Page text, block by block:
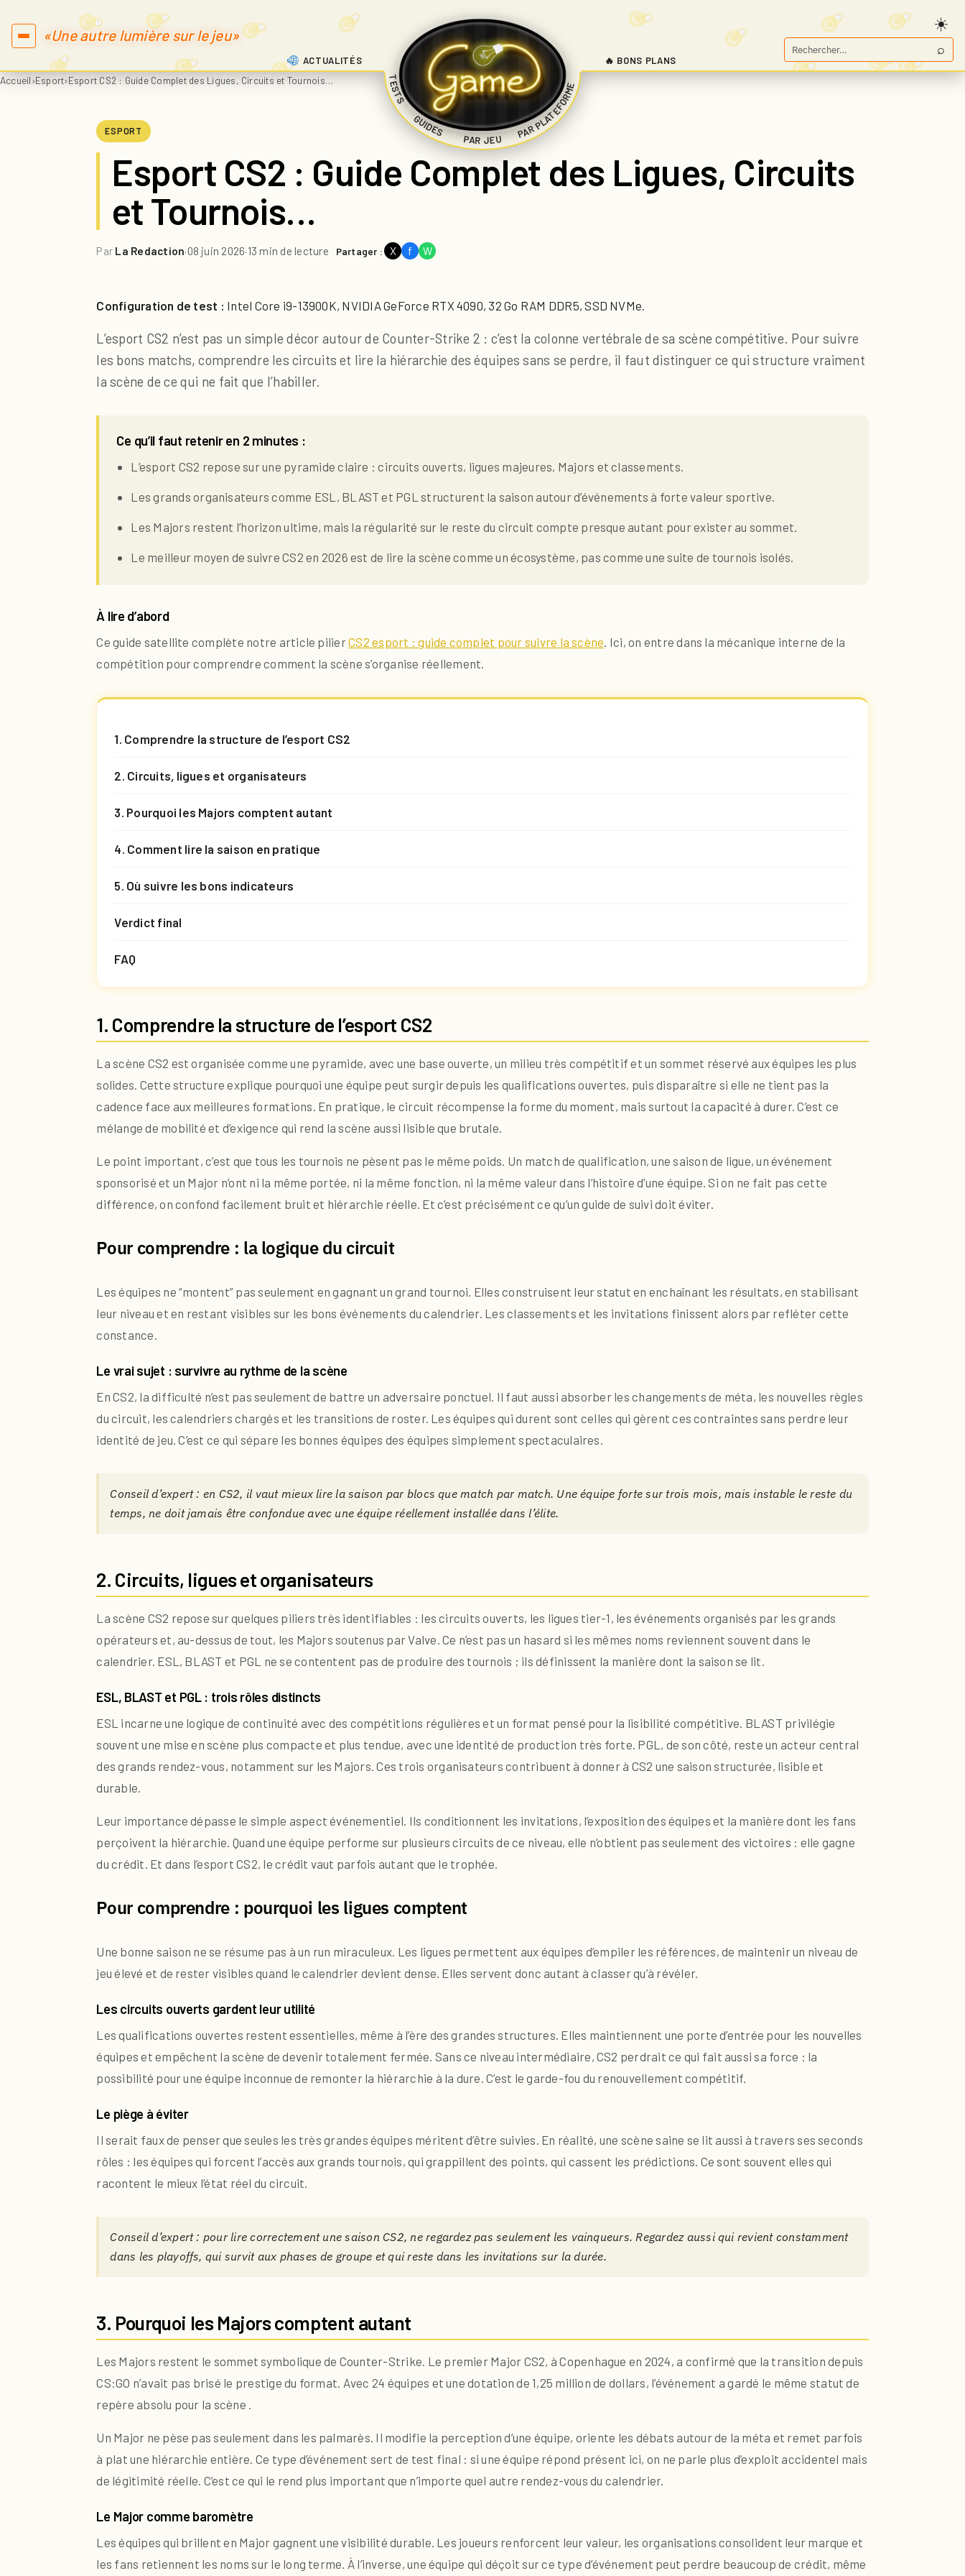
«Une autre lumière sur le jeu»
Rechercher
⌕
ACTUALITÉS
TESTS
GUIDES
PAR JEU PAR PLATEFORME
|
| |
🔥 BONS PLANS
Accueil›Esport›Esport CS2 : Guide Complet des Ligues, Circuits et Tournois…
ESPORT
Esport CS2 : Guide Complet des Ligues, Circuits
et Tournois…
Par La Redaction·08 juin 2026·13 min de lecture Partager : X f W
Configuration de test : Intel Core i9-13900K, NVIDIA GeForce RTX 4090, 32 Go RAM DDR5, SSD NVMe.
L’esport CS2 n’est pas un simple décor autour de Counter-Strike 2 : c’est la colonne vertébrale de sa scène compétitive. Pour suivre
les bons matchs, comprendre les circuits et lire la hiérarchie des équipes sans se perdre, il faut distinguer ce qui structure vraiment
la scène de ce qui ne fait que l’habiller.
Ce qu’il faut retenir en 2 minutes :
L’esport CS2 repose sur une pyramide claire : circuits ouverts, ligues majeures, Majors et classements.
Les grands organisateurs comme ESL, BLAST et PGL structurent la saison autour d’événements à forte valeur sportive.
Les Majors restent l’horizon ultime, mais la régularité sur le reste du circuit compte presque autant pour exister au sommet.
Le meilleur moyen de suivre CS2 en 2026 est de lire la scène comme un écosystème, pas comme une suite de tournois isolés.
À lire d’abord
Ce guide satellite complète notre article pilierCS2 esport : guide complet pour suivre la scène. Ici, on entre dans la mécanique interne de la
compétition pour comprendre comment la scène s’organise réellement.
1. Comprendre la structure de l’esport CS2
2. Circuits, ligues et organisateurs
3. Pourquoi les Majors comptent autant
4. Comment lire la saison en pratique
5. Où suivre les bons indicateurs
Verdict final
FAQ
1. Comprendre la structure de l’esport CS2
La scène CS2 est organisée comme une pyramide, avec une base ouverte, un milieu très compétitif et un sommet réservé aux équipes les plus
solides. Cette structure explique pourquoi une équipe peut surgir depuis les qualifications ouvertes, puis disparaître si elle ne tient pas la
cadence face aux meilleures formations. En pratique, le circuit récompense la forme du moment, mais surtout la capacité à durer. C’est ce
mélange de mobilité et d’exigence qui rend la scène aussi lisible que brutale.
Le point important, c’est que tous les tournois ne pèsent pas le même poids. Un match de qualification, une saison de ligue, un événement
sponsorisé et un Major n’ont ni la même portée, ni la même fonction, ni la même valeur dans l’histoire d’une équipe. Si on ne fait pas cette
différence, on confond facilement bruit et hiérarchie réelle. Et c’est précisément ce qu’un guide de suivi doit éviter.
Pour comprendre : la logique du circuit
Les équipes ne “montent” pas seulement en gagnant un grand tournoi. Elles construisent leur statut en enchaînant les résultats, en stabilisant
leur niveau et en restant visibles sur les bons événements du calendrier. Les classements et les invitations finissent alors par refléter cette
constance.
Le vrai sujet : survivre au rythme de la scène
En CS2, la difficulté n’est pas seulement de battre un adversaire ponctuel. Il faut aussi absorber les changements de méta, les nouvelles règles
du circuit, les calendriers chargés et les transitions de roster. Les équipes qui durent sont celles qui gèrent ces contraintes sans perdre leur
identité de jeu. C’est ce qui sépare les bonnes équipes des équipes simplement spectaculaires.
Conseil d’expert : en CS2, il vaut mieux lire la saison par blocs que match par match. Une équipe forte sur trois mois, mais instable le reste du
temps, ne doit jamais être confondue avec une équipe réellement installée dans l’élite.
2. Circuits, ligues et organisateurs
La scène CS2 repose sur quelques piliers très identifiables : les circuits ouverts, les ligues tier-1, les événements organisés par les grands
opérateurs et, au-dessus de tout, les Majors soutenus par Valve. Ce n’est pas un hasard si les mêmes noms reviennent souvent dans le
calendrier. ESL, BLAST et PGL ne se contentent pas de produire des tournois ; ils définissent la manière dont la saison se lit.
ESL, BLAST et PGL : trois rôles distincts
ESL incarne une logique de continuité avec des compétitions régulières et un format pensé pour la lisibilité compétitive. BLAST privilégie
souvent une mise en scène plus compacte et plus tendue, avec une identité de production très forte. PGL, de son côté, reste un acteur central
des grands rendez-vous, notamment sur les Majors. Ces trois organisateurs contribuent à donner à CS2 une saison structurée, lisible et
durable.
Leur importance dépasse le simple aspect événementiel. Ils conditionnent les invitations, l’exposition des équipes et la manière dont les fans
perçoivent la hiérarchie. Quand une équipe performe sur plusieurs circuits de ce niveau, elle n’obtient pas seulement des victoires : elle gagne
du crédit. Et dans l’esport CS2, le crédit vaut parfois autant que le trophée.
Pour comprendre : pourquoi les ligues comptent
Une bonne saison ne se résume pas à un run miraculeux. Les ligues permettent aux équipes d’empiler les références, de maintenir un niveau de
jeu élevé et de rester visibles quand le calendrier devient dense. Elles servent donc autant à classer qu’à révéler.
Les circuits ouverts gardent leur utilité
Les qualifications ouvertes restent essentielles, même à l’ère des grandes structures. Elles maintiennent une porte d’entrée pour les nouvelles
équipes et empêchent la scène de devenir totalement fermée. Sans ce niveau intermédiaire, CS2 perdrait ce qui fait aussi sa force : la
possibilité pour une équipe inconnue de remonter la hiérarchie à la dure. C’est le garde-fou du renouvellement compétitif.
Le piège à éviter
Il serait faux de penser que seules les très grandes équipes méritent d’être suivies. En réalité, une scène saine se lit aussi à travers ses seconds
rôles : les équipes qui forcent l’accès aux grands tournois, qui grappillent des points, qui cassent les prédictions. Ce sont souvent elles qui
racontent le mieux l’état réel du circuit.
Conseil d’expert : pour lire correctement une saison CS2, ne regardez pas seulement les vainqueurs. Regardez aussi qui revient constamment
dans les playoffs, qui survit aux phases de groupe et qui reste dans les invitations sur la durée.
3. Pourquoi les Majors comptent autant
Les Majors restent le sommet symbolique de Counter-Strike. Le premier Major CS2, à Copenhague en 2024, a confirmé que la transition depuis
CS:GO n’avait pas brisé le prestige du format. Avec 24 équipes et une dotation de 1,25 million de dollars, l’événement a gardé le même statut de
repère absolu pour la scène .
Un Major ne pèse pas seulement dans les palmarès. Il modifie la perception d’une équipe, oriente les débats autour de la méta et remet parfois
à plat une hiérarchie entière. Ce type d’événement sert de test final : si une équipe répond présent ici, on ne parle plus d’exploit accidentel mais
de légitimité réelle. C’est ce qui le rend plus important que n’importe quel autre rendez-vous du calendrier.
Le Major comme baromètre
Les équipes qui brillent en Major gagnent une visibilité durable. Les joueurs renforcent leur valeur, les organisations consolident leur marque et
les fans retiennent les noms sur le long terme. À l’inverse, une équipe qui déçoit sur ce type d’événement peut perdre beaucoup de crédit, même